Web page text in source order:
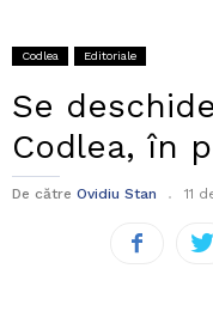
Codlea Editoriale
Se
Codlea, în
De către Ovidiu Stan 11